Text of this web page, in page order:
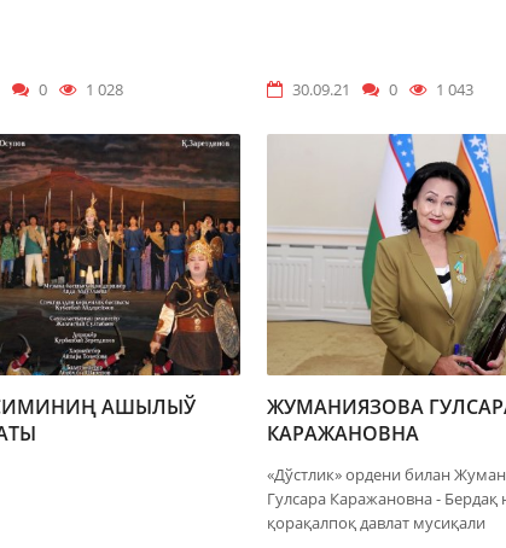
0 1 028 30.09.21 0 1 043
АШЫЛЫЎ
ЖУМАНИЯЗОВА
КАРАЖАНОВНА
«Дўстлик» ордени билан
Гулсара Каражановна - Бердақ
қорақалпоқ давлат мусиқали